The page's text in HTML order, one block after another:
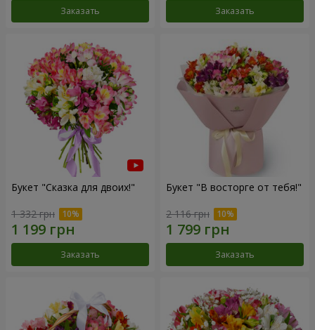
Заказать Заказать
Букет "Сказка для двоих!"
1 332 грн
Заказать
Букет "В восторге от тебя!"
2 116 грн
Заказать